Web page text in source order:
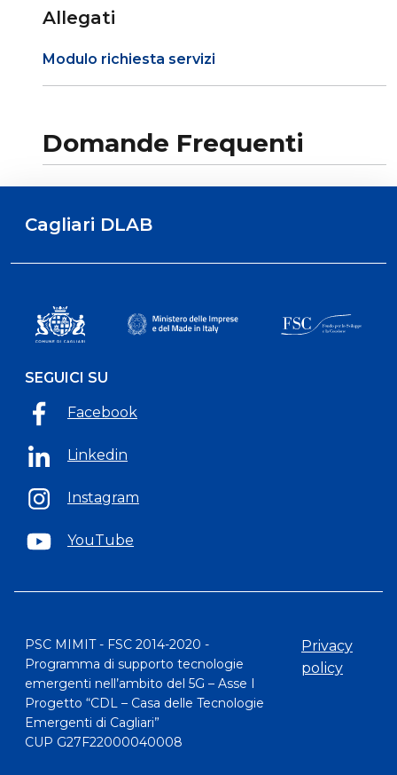
Allegati
Modulo richiesta servizi
Domande Frequenti
Cagliari DLAB
SEGUICI SU
Facebook
Linkedin
Instagram
YouTube
PSC MIMIT - FSC 2014-2020 -
Programma di supporto tecnologie
emergenti nell’ambito del 5G – Asse I
Progetto “CDL – Casa delle Tecnologie
Emergenti di Cagliari”
CUP G27F22000040008
Privacy
policy